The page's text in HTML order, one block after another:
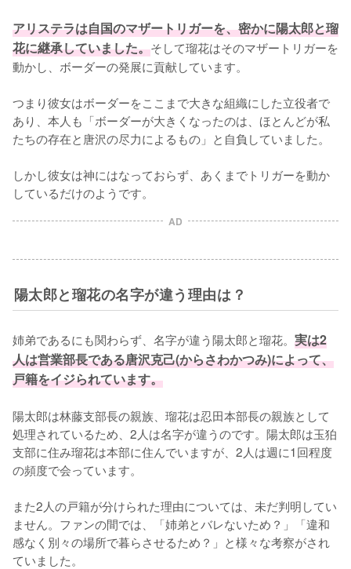
アリステラは自国のマザートリガーを、密かに陽太郎と瑠
花に継承していました。そして瑠花はそのマザートリガーを
動かし、ボーダーの発展に貢献しています。
つまり彼女はボーダーをここまで大きな組織にした立役者で
あり、本人も「ボーダーが大きくなったのは、ほとんどが私
たちの存在と唐沢の尽力によるもの」と自負していました。
しかし彼女は神にはなっておらず、あくまでトリガーを動か
しているだけのようです。
AD
陽太郎と瑠花の名字が違う理由は？
姉弟であるにも関わらず、名字が違う陽太郎と瑠花。 実は2
人は営業部長である唐沢克己(からさわかつみ)によって、
戸籍をイジられています。
陽太郎は林藤支部長の親族、瑠花は忍田本部長の親族として
処理されているため、2人は名字が違うのです。陽太郎は玉狛
支部に住み瑠花は本部に住んでいますが、2人は週に1回程度
の頻度で会っています。
また2人の戸籍が分けられた理由については、未だ判明してい
ません。ファンの間では、「姉弟とバレないため？」「違和
感なく別々の場所で暮らさせるため？」と様々な考察がされ
ていました。